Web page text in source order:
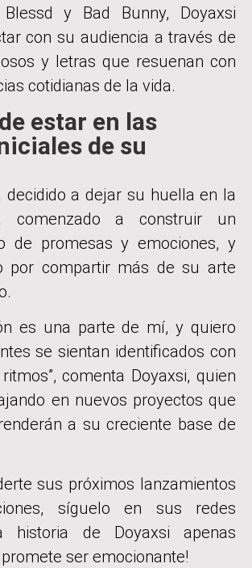
y Bad Bunny, Doyaxsi
con su audiencia a través de
y letras que resuenan con
cotidianas de la vida.
estar en las
de su
decidido a dejar su huella en la
comenzado a construir un
de promesas y emociones, y
por compartir más de su arte
es una parte de mí, y quiero
se sientan identificados con
comenta Doyaxsi, quien
en nuevos proyectos que
a su creciente base de
sus próximos lanzamientos
síguelo en sus redes
historia de Doyaxsi apenas
promete ser emocionante!